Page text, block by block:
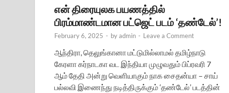
என் திரையுலக பயணத்தில்
பிரம்மாண்டமான பட்ஜெட் படம் ‘தண்டேல்’!
February 6, 2025 - byadmin - Leave a Comment
ஆந்திரா, தெலுங்கானா மட்டுமில்லாமல் தமிழ்நாடு
கேரளா கர்நாடகா வட இந்தியா முழுவதும் பிப்ரவரி 7
ஆம் தேதி அன்று வெளியாகும் நாக சைதன்யா – சாய்
பல்லவி இணைந்து நடித்திருக்கும் ‘தண்டேல்’ படத்தின்